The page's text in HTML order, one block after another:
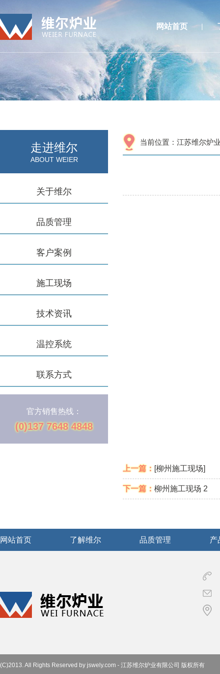
网站首页
走进维尔
ABOUT WEIER
关于维尔
品质管理
客户案例
施工现场
技术资讯
温控系统
联系方式
官方销售热线：
(0)137 7648 4848
当前位置： 江苏维尔炉
上一篇： [柳州施工现场]
下一篇： 柳州施工现场 2
网站首页 了解维尔 品质管理 产
(C)2013. All Rights Reserved by jswely.com - 江苏维尔炉业有限公司 版权所有